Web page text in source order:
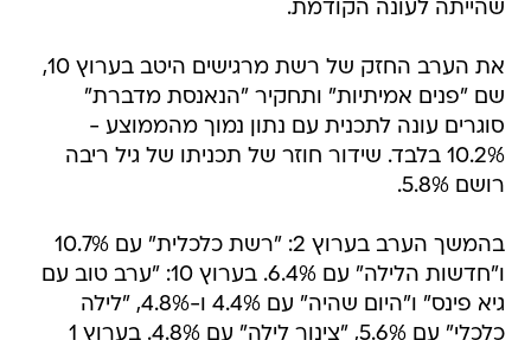
שהייתה לעונה הקודמת.
את הערב החזק של רשת מרגישים היטב בערוץ 10,
שם "פנים אמיתיות" ותחקיר "הנאנסת מדברת"
סוגרים עונה לתכנית עם נתון נמוך מהממוצע -
10.2% בלבד. שידור חוזר של תכניתו של גיל ריבה
רושם 5.8%.
בהמשך הערב בערוץ 2: "רשת כלכלית" עם 10.7%
ו"חדשות הלילה" עם 6.4%. בערוץ 10: "ערב טוב עם
גיא פינס" ו"היום שהיה" עם 4.4% ו-4.8%, "לילה
כלכלי" עם 5.6%, "צינור לילה" עם 4.8%. בערוץ 1